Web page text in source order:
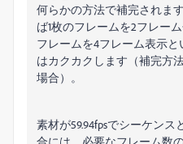
何らかの方法で補完されま
ば1枚のフレームを2フレー
フレームを4フレーム表示
はカクカクします（補完方
場合）。
素材が59.94fpsでシーケンス
合には、必要なフレーム数